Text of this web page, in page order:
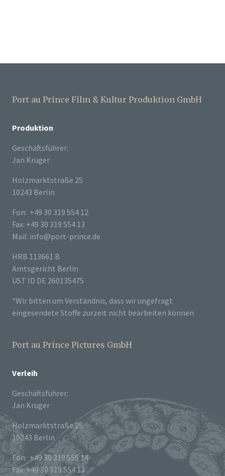
Port au Prince Film & Kultur Produktion GmbH
Produktion
Geschäftsführer:
Jan Krüger
Holzmarktstraße 25
10243 Berlin
Fon: +49 30 319 554 12
Fax: +49 30 319 554 13
Mail: info@port-prince.de
HRB 113661 B
Amtsgericht Berlin
UST ID DE 260135475
*Wir bitten um Verständnis, dass wir ungefragt
eingesendete Stoffe zurzeit nicht bearbeiten können
Port au Prince Pictures GmbH
Verleih
Geschäftsführer:
Jan Krüger
Holzmarktstraße 25
10243 Berlin
Fon: +49 30 319 555 14
Fax: +49 30 319 554 13